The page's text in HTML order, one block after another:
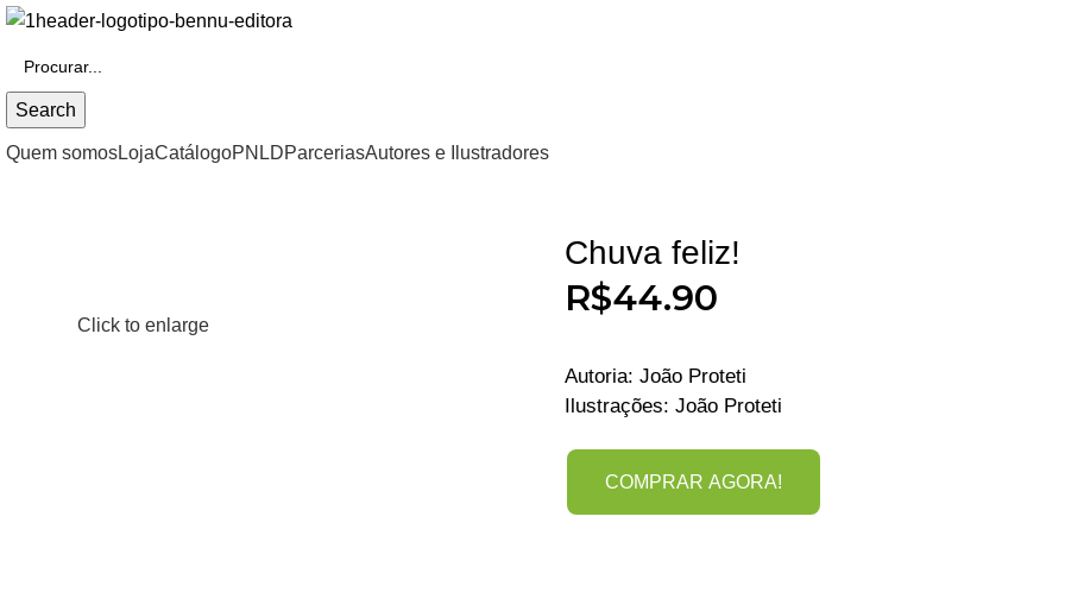
Search
Quem somosLojaCatálogoPNLDParceriasAutores e Ilustradores
Click to enlarge
Chuva feliz!
R$44.90
Autoria: João Proteti
Ilustrações: João Proteti
COMPRAR AGORA!